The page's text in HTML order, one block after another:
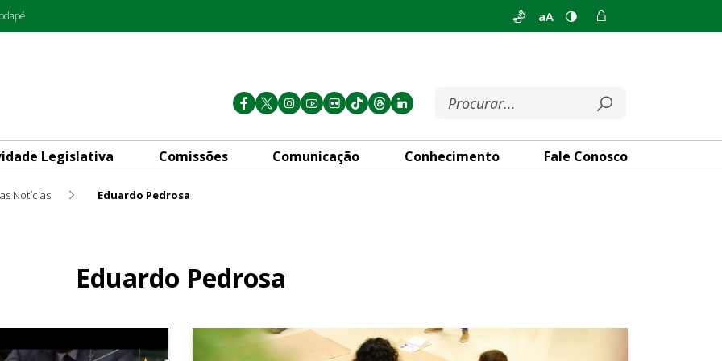
aA
Legislativa Comissões Comunicação Conhecimento Fale Conosco
Notícias Eduardo Pedrosa
Eduardo Pedrosa